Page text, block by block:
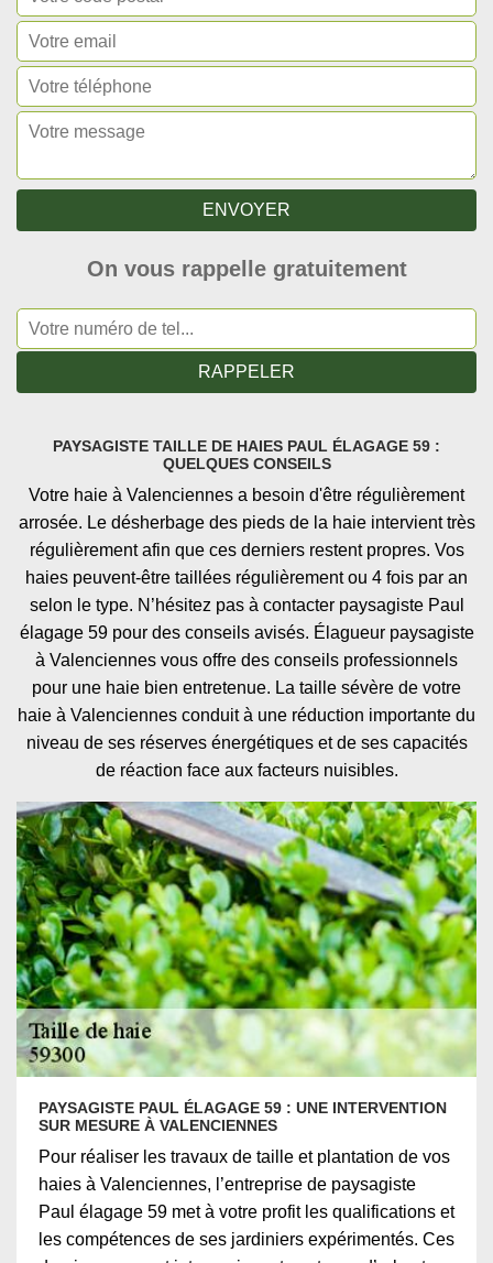
On vous rappelle gratuitement
PAYSAGISTE TAILLE DE HAIES PAUL ÉLAGAGE 59 :
QUELQUES CONSEILS
Votre haie à Valenciennes a besoin d'être régulièrement
arrosée. Le désherbage des pieds de la haie intervient très
régulièrement afin que ces derniers restent propres. Vos
haies peuvent-être taillées régulièrement ou 4 fois par an
selon le type. N’hésitez pas à contacter paysagiste Paul
élagage 59 pour des conseils avisés. Élagueur paysagiste
à Valenciennes vous offre des conseils professionnels
pour une haie bien entretenue. La taille sévère de votre
haie à Valenciennes conduit à une réduction importante du
niveau de ses réserves énergétiques et de ses capacités
de réaction face aux facteurs nuisibles.
PAYSAGISTE PAUL ÉLAGAGE 59 : UNE INTERVENTION
SUR MESURE À VALENCIENNES
Pour réaliser les travaux de taille et plantation de vos
haies à Valenciennes, l’entreprise de paysagiste
Paul élagage 59 met à votre profit les qualifications et
les compétences de ses jardiniers expérimentés. Ces